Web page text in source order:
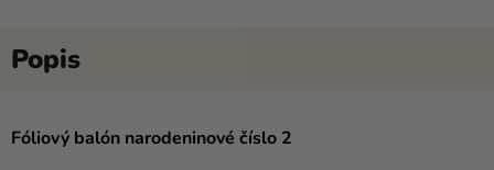
Fóliový balón narodeninové číslo 2